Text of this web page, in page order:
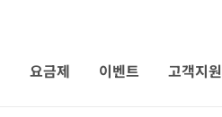
요금제 이벤트 고객지원